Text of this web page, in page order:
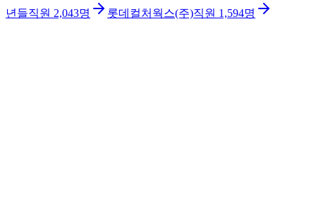
년들직원 2,043명 롯데컬처웍스(주)직원 1,594명